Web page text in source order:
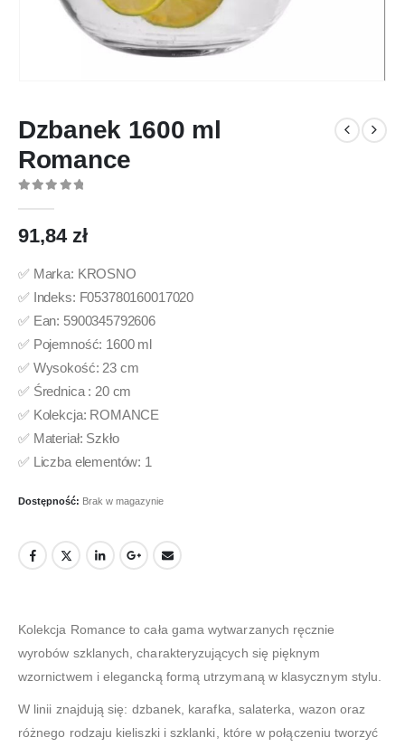
Dzbanek 1600 ml
Romance
91,84 zł
✅ Marka: KROSNO
✅ Indeks: F053780160017020
✅ Ean: 5900345792606
✅ Pojemność: 1600 ml
✅ Wysokość: 23 cm
✅ Średnica : 20 cm
✅ Kolekcja: ROMANCE
✅ Materiał: Szkło
✅ Liczba elementów: 1
Dostępność: Brak w magazynie
Kolekcja Romance to cała gama wytwarzanych ręcznie
wyrobów szklanych, charakteryzujących się pięknym
wzornictwem i elegancką formą utrzymaną w klasycznym stylu.
W linii znajdują się: dzbanek, karafka, salaterka, wazon oraz
różnego rodzaju kieliszki i szklanki, które w połączeniu tworzyć